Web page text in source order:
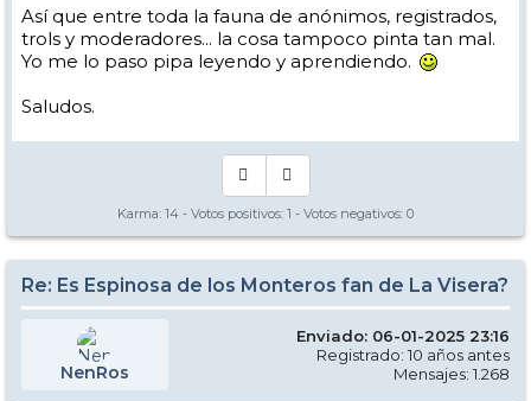
Así que entre toda la fauna de anónimos, registrados,
trols y moderadores... la cosa tampoco pinta tan mal.
Yo me lo paso pipa leyendo y aprendiendo.
Saludos.
Karma: 14 - Votos positivos: 1 - Votos negativos: 0
Re: Es Espinosa de los Monteros fan de La Visera?
NenRos
Enviado: 06-01-2025 23:16
Registrado: 10 años antes
Mensajes: 1.268